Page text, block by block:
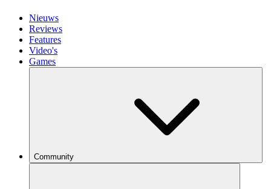
Nieuws
Reviews
Features
Video's
Games
Community